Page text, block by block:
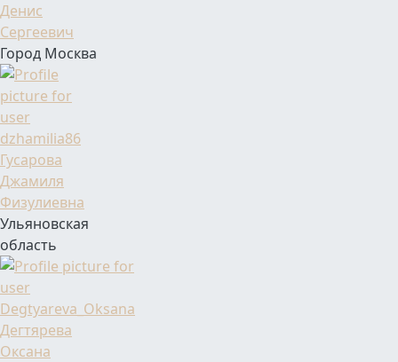
Денис
Сергеевич
Город Москва
Фамилия Имя Отчество
Гусарова
Джамиля
Физулиевна
Ульяновская
область
Фамилия Имя Отчество
Дегтярева
Оксана